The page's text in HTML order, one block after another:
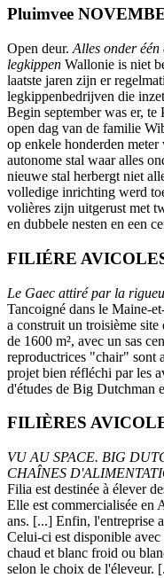
Pluimvee
Open deur. Alles onder
legkippen Wallonie is niet
laatste jaren zijn er
legkippenbedrijven die
Begin september was er,
open dag van de familie
op enkele honderden
autonome stal waar alles
nieuwe stal herbergt niet
volledige inrichting werd
volières zijn uitgerust met
en dubbele nesten en een
FILIÉRE
Le Gaec attiré par la
Tancoigné dans le Maine-
a construit un troisième
de 1600 m², avec un sas
reproductrices "chair" sont
projet bien réfléchi par les
d'études de Big Dutchman
FILIÈRES
VU AU SPACE. BIG
CHAÎNES
Filia est destinée à élever
Elle est commercialisée en
ans. [...] Enfin, l'entreprise
Celui-ci est disponible
chaud et blanc froid ou
selon le choix de l'éleveur.